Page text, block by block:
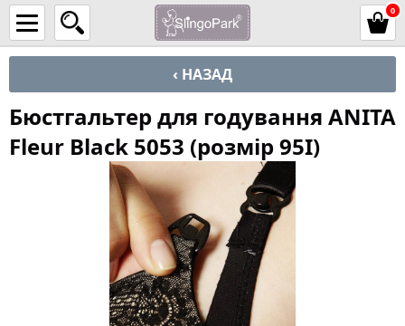
0
‹ НАЗАД
Бюстгальтер для годування ANITA
Fleur Black 5053 (розмір 95I)